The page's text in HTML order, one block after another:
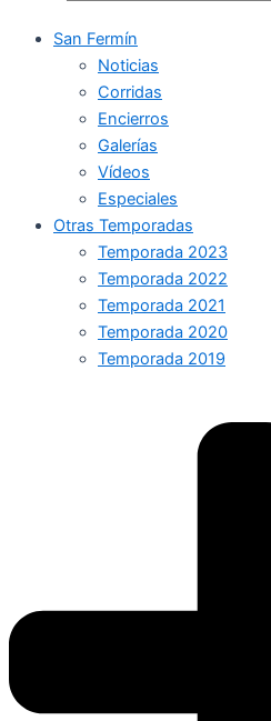
San Fermín
Noticias
Corridas
Encierros
Galerías
Vídeos
Especiales
Otras Temporadas
Temporada 2023
Temporada 2022
Temporada 2021
Temporada 2020
Temporada 2019